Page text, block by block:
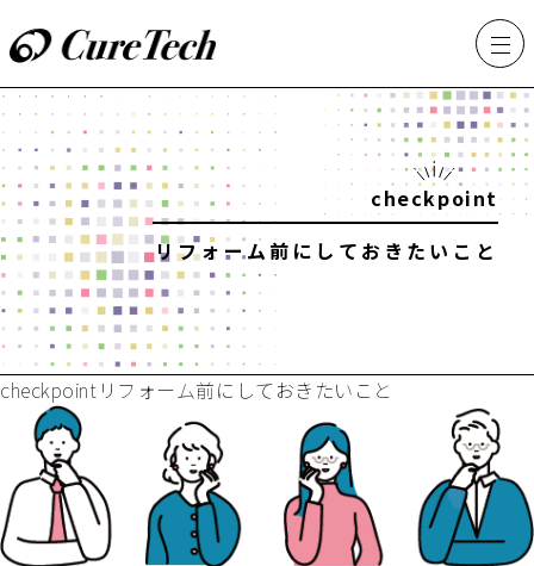
checkpoint
リフォーム前にしておきたいこと
checkpoint リフォーム前にしておきたいこと